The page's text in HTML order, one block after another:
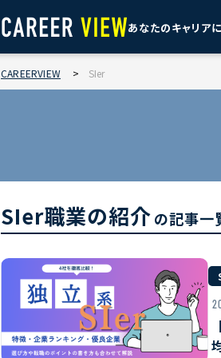
あなたのキャリア
CAREERVIEW > SIer
SIer職業の紹介の記事一